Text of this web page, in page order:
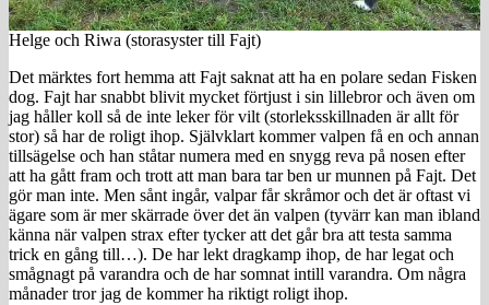
Helge och Riwa (storasyster till Fajt)
Det märktes fort hemma att Fajt saknat att ha en polare sedan Fisken
dog. Fajt har snabbt blivit mycket förtjust i sin lillebror och även om
jag håller koll så de inte leker för vilt (storleksskillnaden är allt för
stor) så har de roligt ihop. Självklart kommer valpen få en och annan
tillsägelse och han ståtar numera med en snygg reva på nosen efter
att ha gått fram och trott att man bara tar ben ur munnen på Fajt. Det
gör man inte. Men sånt ingår, valpar får skråmor och det är oftast vi
ägare som är mer skärrade över det än valpen (tyvärr kan man ibland
känna när valpen strax efter tycker att det går bra att testa samma
trick en gång till…). De har lekt dragkamp ihop, de har legat och
smågnagt på varandra och de har somnat intill varandra. Om några
månader tror jag de kommer ha riktigt roligt ihop.